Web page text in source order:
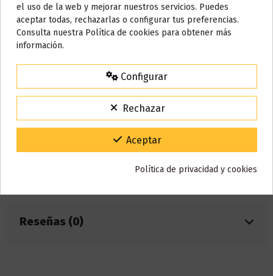
Detalles del producto
Bote 120 ml
Base 30% PG / 70% VG
Marca Burst My Bubble,Efinity Labs
Reseñas (0)
AVISO IMPORTANTE
Nos tomamos unos días
Todos los pedidos realizados desde el
15% de descuento
Para agradecerte la espera durante estos días.
Código:VACACIONES15
Gracias por tu paciencia y por seguir confiando en nosotros.
el uso de la web y mejorar nuestros servicios. Puedes
aceptar todas, rechazarlas o configurar tus preferencias.
Consulta nuestra Política de cookies para obtener más
información.
Configurar
Rechazar
Aceptar
Política de privacidad y cookies